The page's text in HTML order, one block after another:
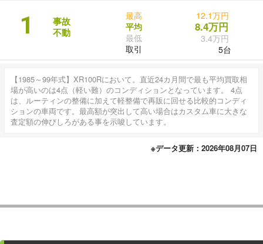
1
事故
不動
最高
平均
最低
取引
12.1万円
8.4万円
3.4万円
5台
【1985～99年式】XR100Rにおいて。直近24カ月間で最も平均買取相
場が高いのは4点（軽い難）のコンディションとなっています。 4点
は、ルーティンの整備に加えて軽整備で再販に回せる比較的コンディ
ションの車両です。最高額が突出して高い場合はカスタム車に大きな
査定額の伸びしろがある事を示唆しています。
※データ更新：2026年08月07日